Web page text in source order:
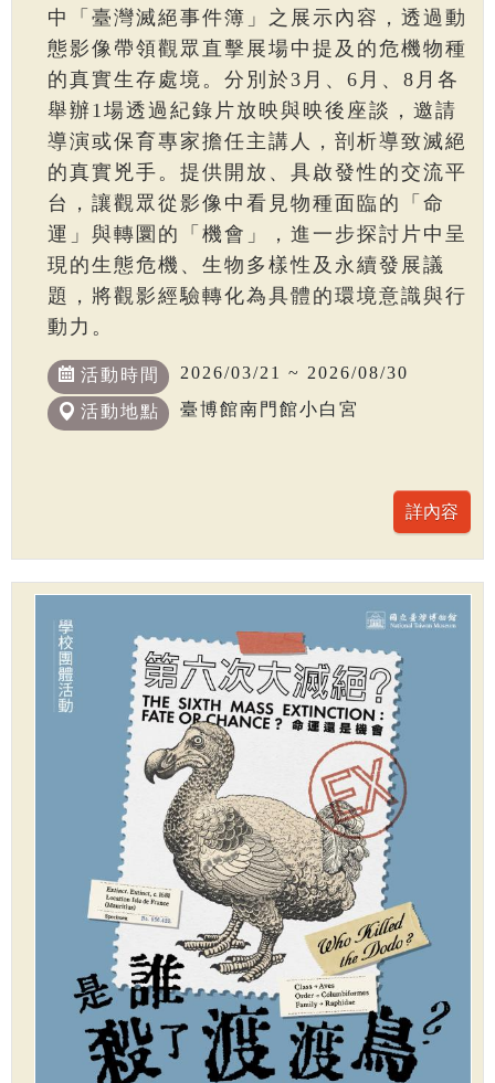
中「臺灣滅絕事件簿」之展示內容，透過動
態影像帶領觀眾直擊展場中提及的危機物種
的真實生存處境。分別於3月、6月、8月各
舉辦1場透過紀錄片放映與映後座談，邀請
導演或保育專家擔任主講人，剖析導致滅絕
的真實兇手。提供開放、具啟發性的交流平
台，讓觀眾從影像中看見物種面臨的「命
運」與轉圜的「機會」，進一步探討片中呈
現的生態危機、生物多樣性及永續發展議
題，將觀影經驗轉化為具體的環境意識與行
動力。
活動時間 2026/03/21 ~ 2026/08/30
活動地點 臺博館南門館小白宮